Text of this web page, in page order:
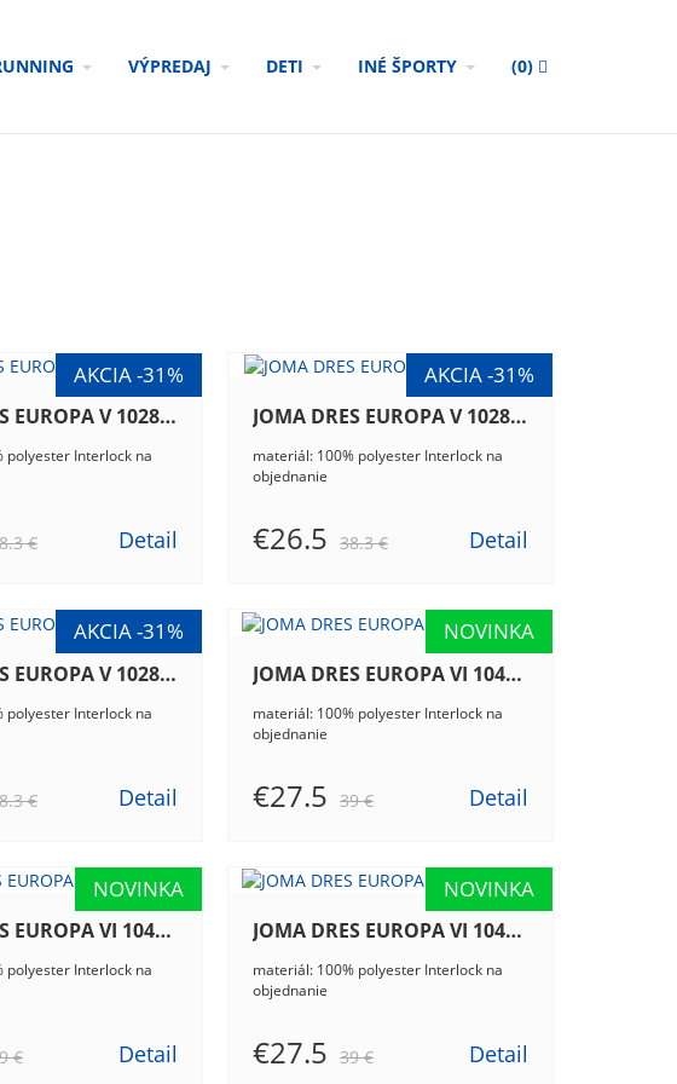
VÝPREDAJ DETI INÉ ŠPORTY (0)
JOMA DRES EUROPA V 102838.336
polyester Interlock na
€ Detail
JOMA DRES EUROPA V 102838.452
materiál: 100% polyester Interlock na
objednanie
€26.5 38.3 € Detail
JOMA DRES EUROPA V 102838.903
polyester Interlock na
€ Detail
JOMA DRES EUROPA VI 104375.106
materiál: 100% polyester Interlock na
objednanie
€27.5 39 € Detail
JOMA DRES EUROPA VI 104375.336
polyester Interlock na
€ Detail
JOMA DRES EUROPA VI 104375.452
materiál: 100% polyester Interlock na
objednanie
€27.5 39 € Detail